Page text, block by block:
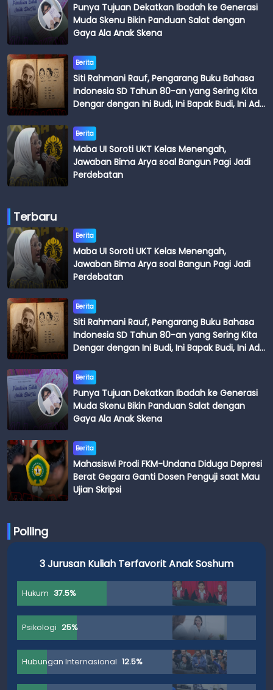
Punya Tujuan Dekatkan Ibadah ke Generasi
Muda Skenu Bikin Panduan Salat dengan
Gaya Ala Anak Skena
Berita
Siti Rahmani Rauf, Pengarang Buku Bahasa
Indonesia SD Tahun 80-an yang Sering Kita
Dengar dengan Ini Budi, Ini Bapak Budi, Ini Adik
Berita
Maba UI Soroti UKT Kelas Menengah,
Jawaban Bima Arya soal Bangun Pagi Jadi
Perdebatan
Terbaru
Berita
Maba UI Soroti UKT Kelas Menengah,
Jawaban Bima Arya soal Bangun Pagi Jadi
Perdebatan
Berita
Siti Rahmani Rauf, Pengarang Buku Bahasa
Indonesia SD Tahun 80-an yang Sering Kita
Dengar dengan Ini Budi, Ini Bapak Budi, Ini Adik
Berita
Punya Tujuan Dekatkan Ibadah ke Generasi
Muda Skenu Bikin Panduan Salat dengan
Gaya Ala Anak Skena
Berita
Mahasiswi Prodi FKM-Undana Diduga Depresi
Berat Gegara Ganti Dosen Penguji saat Mau
Ujian Skripsi
Polling
3 Jurusan Kuliah Terfavorit Anak Soshum
Hukum 37.5%
Psikologi 25%
Hubungan Internasional 12.5%